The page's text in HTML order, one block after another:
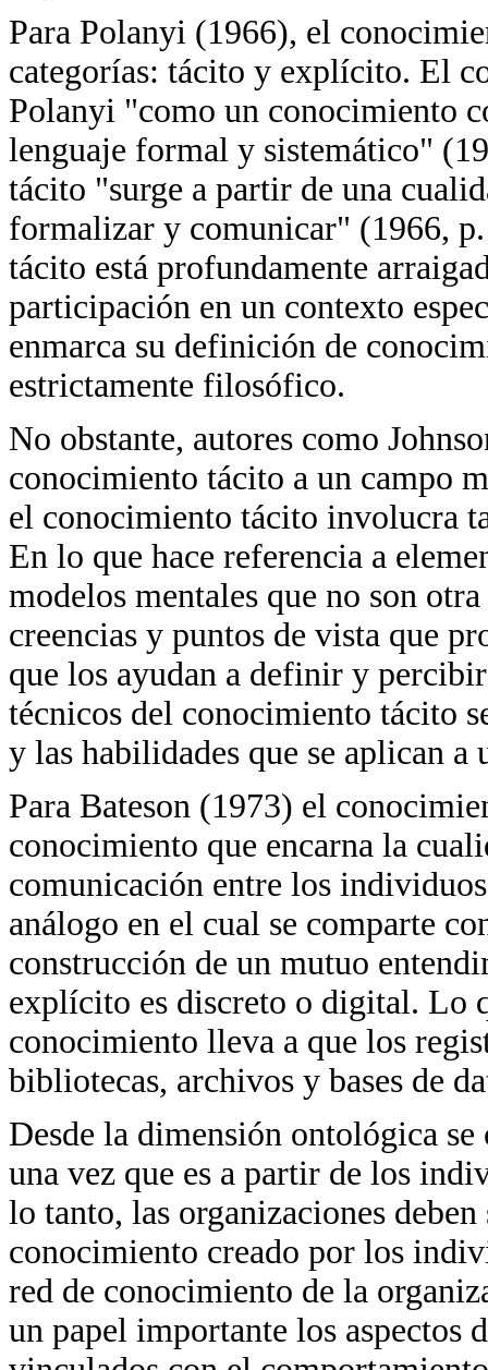
Para Polanyi (1966), el
categorías: tácito y explícito. El
Polanyi "como un conocimiento
lenguaje formal y sistemático"
tácito "surge a partir de una
formalizar y comunicar" (1966,
tácito está profundamente
participación en un contexto
enmarca su definición de
estrictamente filosófico.
No obstante, autores como
conocimiento tácito a un campo
el conocimiento tácito involucra
En lo que hace referencia a
modelos mentales que no son
creencias y puntos de vista que
que los ayudan a definir y
técnicos del conocimiento tácito
y las habilidades que se aplican
Para Bateson (1973) el
conocimiento que encarna la
comunicación entre los
análogo en el cual se comparte
construcción de un mutuo
explícito es discreto o digital. Lo
conocimiento lleva a que los
bibliotecas, archivos y bases de
Desde la dimensión ontológica
una vez que es a partir de los
lo tanto, las organizaciones
conocimiento creado por los
red de conocimiento de la
un papel importante los